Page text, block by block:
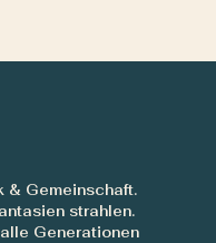
& Gemeinschaft.
strahlen.
Generationen